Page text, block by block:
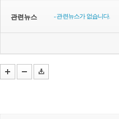
관련뉴스 - 관련뉴스가 없습니다.